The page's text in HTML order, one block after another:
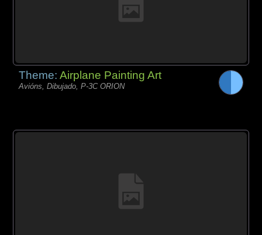
Theme:Airplane Painting Art
Avións, Dibujado, P-3C ORION